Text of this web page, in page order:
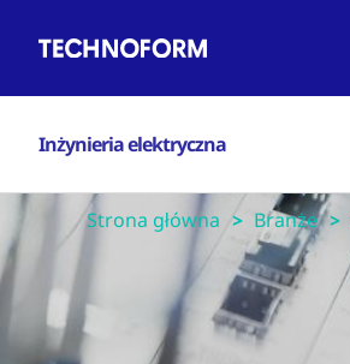
navigation
Inżynieria elektryczna
Strona główna Branże